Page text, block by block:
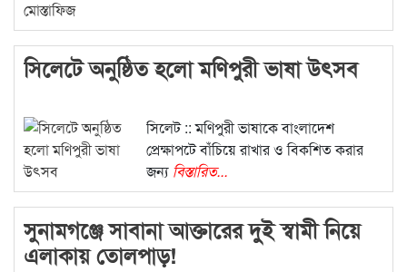
সিলেটে অনুষ্ঠিত হলো মণিপুরী ভাষা উৎসব
সিলেট :: মণিপুরী ভাষাকে বাংলাদেশ
প্রেক্ষাপটে বাঁচিয়ে রাখার ও বিকশিত করার
জন্য বিস্তারিত...
সুনামগঞ্জে সাবানা আক্তারের দুই স্বামী নিয়ে
এলাকায় তোলপাড়!